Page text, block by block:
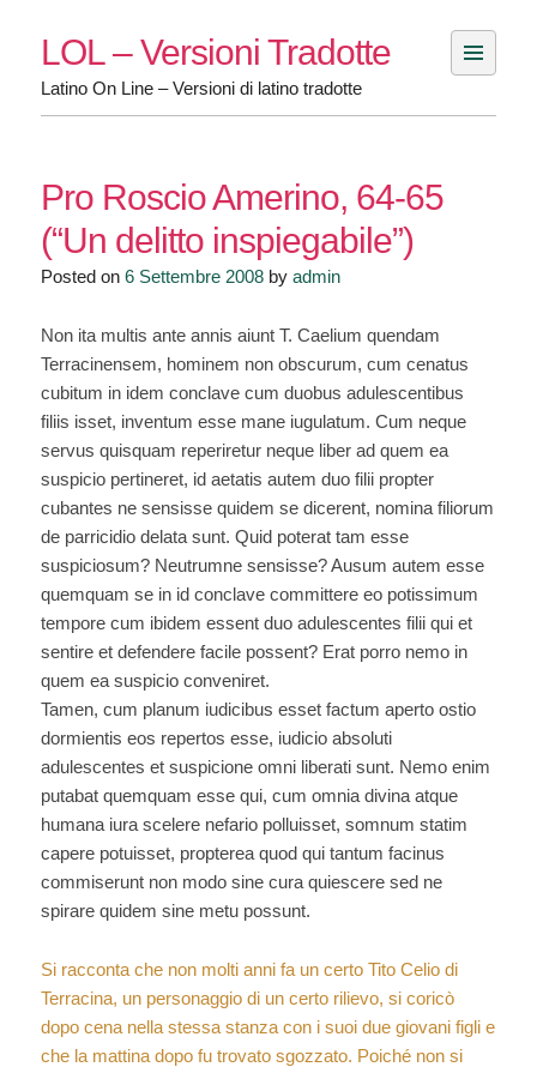
content
LOL – Versioni Tradotte
Latino On Line – Versioni di latino tradotte
Pro Roscio Amerino, 64-65
(“Un delitto inspiegabile”)
Posted on 6 Settembre 2008by admin
Non ita multis ante annis aiunt T. Caelium quendam
Terracinensem, hominem non obscurum, cum cenatus
cubitum in idem conclave cum duobus adulescentibus
filiis isset, inventum esse mane iugulatum. Cum neque
servus quisquam reperiretur neque liber ad quem ea
suspicio pertineret, id aetatis autem duo filii propter
cubantes ne sensisse quidem se dicerent, nomina filiorum
de parricidio delata sunt. Quid poterat tam esse
suspiciosum? Neutrumne sensisse? Ausum autem esse
quemquam se in id conclave committere eo potissimum
tempore cum ibidem essent duo adulescentes filii qui et
sentire et defendere facile possent? Erat porro nemo in
quem ea suspicio conveniret.
Tamen, cum planum iudicibus esset factum aperto ostio
dormientis eos repertos esse, iudicio absoluti
adulescentes et suspicione omni liberati sunt. Nemo enim
putabat quemquam esse qui, cum omnia divina atque
humana iura scelere nefario polluisset, somnum statim
capere potuisset, propterea quod qui tantum facinus
commiserunt non modo sine cura quiescere sed ne
spirare quidem sine metu possunt.
Si racconta che non molti anni fa un certo Tito Celio di
Terracina, un personaggio di un certo rilievo, si coricò
dopo cena nella stessa stanza con i suoi due giovani figli e
che la mattina dopo fu trovato sgozzato. Poiché non si